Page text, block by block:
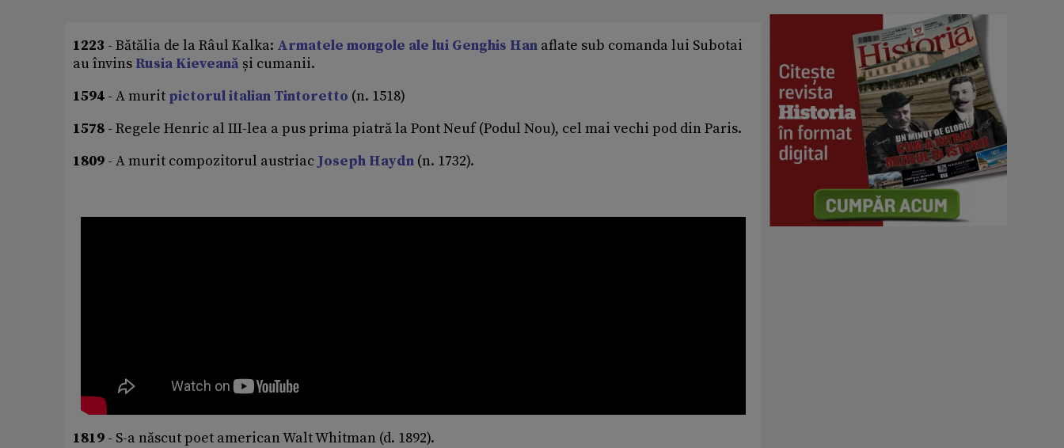
1223 - Bătălia de la Râul Kalka: Armatele mongole ale lui Genghis Han aflate sub comanda lui Subotai
au învins Rusia Kieveană și cumanii.
1594 - A murit pictorul italian Tintoretto (n. 1518)
1578 - Regele Henric al III-lea a pus prima piatră la Pont Neuf (Podul Nou), cel mai vechi pod din Paris.
1809 - A murit compozitorul austriac Joseph Haydn (n. 1732).
1819 - S-a născut poet american Walt Whitman (d. 1892).